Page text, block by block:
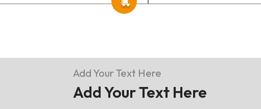
Add Your Text Here
Add Your Text Here